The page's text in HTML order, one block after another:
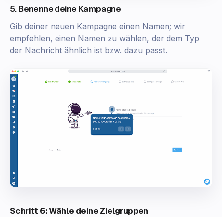
5. Benenne deine Kampagne
Gib deiner neuen Kampagne einen Namen; wir
empfehlen, einen Namen zu wählen, der dem Typ
der Nachricht ähnlich ist bzw. dazu passt.
Schritt 6: Wähle deine Zielgruppen